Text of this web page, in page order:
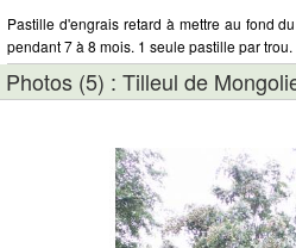
Pastille d'engrais retard à mettre au fond
pendant 7 à 8 mois. 1 seule pastille par trou.
Photos (5) : Tilleul de